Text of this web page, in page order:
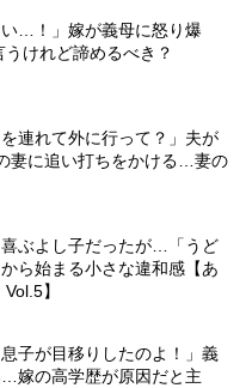
い…！」嫁が義母に怒り爆
けれど諦めるべき？
連れて外に行って？」夫が
妻に追い打ちをかける…妻の
ぶよし子だったが…「うど
ら始まる小さな違和感【あ
】
子が目移りしたのよ！」義
嫁の高学歴が原因だと主